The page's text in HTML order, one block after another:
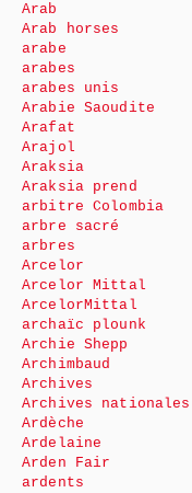
Arab
Arab horses
arabe
arabes
arabes unis
Arabie Saoudite
Arafat
Arajol
Araksia
Araksia prend
arbitre Colombia
arbre sacré
arbres
Arcelor
Arcelor Mittal
ArcelorMittal
archaïc plounk
Archie Shepp
Archimbaud
Archives
Archives nationales
Ardèche
Ardelaine
Arden Fair
ardents